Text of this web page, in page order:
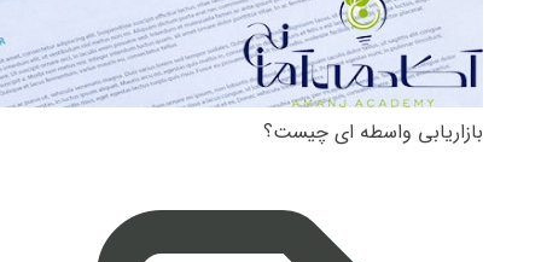
بازاریابی واسطه ای چیست؟